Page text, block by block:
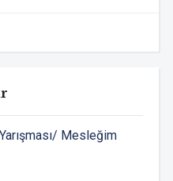
Mesleğim